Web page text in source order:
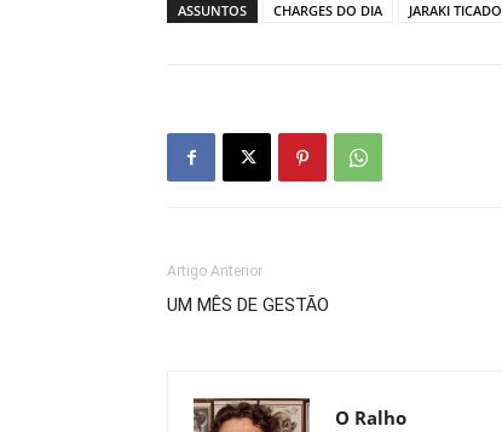
ASSUNTOS CHARGES DO DIA JARAKI TICADO
Artigo Anterior
UM MÊS DE GESTÃO
O Ralho